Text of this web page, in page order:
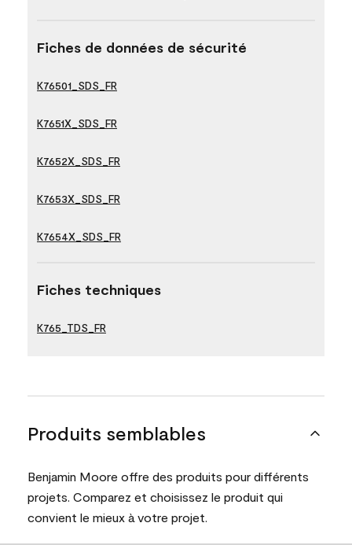
Fiches de données de sécurité
K76501_SDS_FR
K7651X_SDS_FR
K7652X_SDS_FR
K7653X_SDS_FR
K7654X_SDS_FR
Fiches techniques
K765_TDS_FR
Produits semblables
Benjamin Moore offre des produits pour différents
projets. Comparez et choisissez le produit qui
convient le mieux à votre projet.